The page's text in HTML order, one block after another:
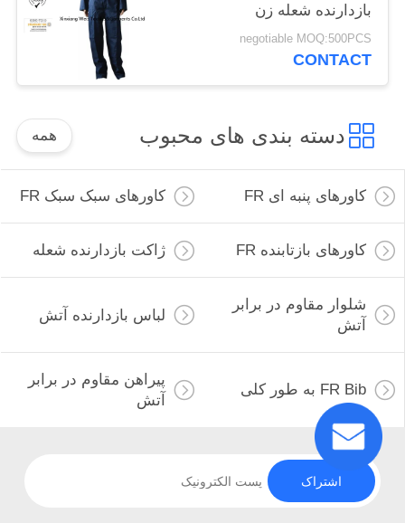
بازدارنده شعله زن
negotiable MOQ:500PCS
CONTACT
دسته بندی های محبوب همه
کاورهای پنبه ای FR کاورهای سبک سبک FR
کاورهای بازتابنده FR ژاکت بازدارنده شعله
شلوار مقاوم در برابر
آتش
لباس بازدارنده آتش
FR Bib به طور کلی
پیراهن مقاوم در برابر
آتش
اشتراک